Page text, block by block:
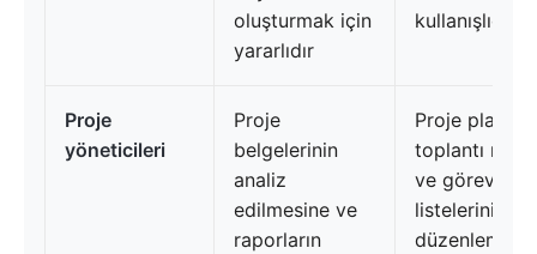
oluşturmak için
yararlıdır
kullanışlıdır
Proje
yöneticileri
Proje
belgelerinin
analiz
edilmesine ve
raporların
Proje
toplantı
ve görev
listelerini
düzenlemek